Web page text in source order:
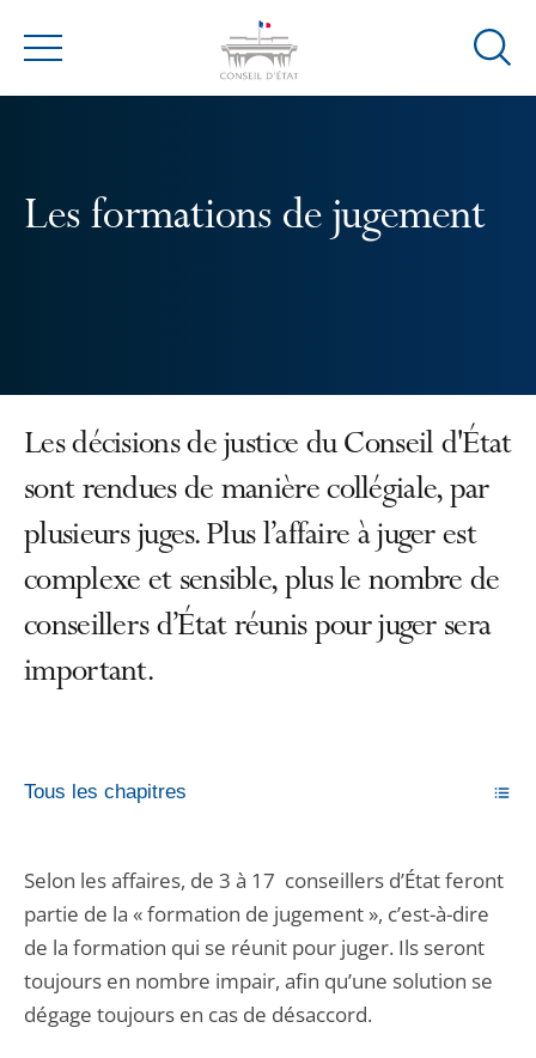
Menu
Ouvrir
Les formations de jugement
Les décisions de justice du Conseil d'État
sont rendues de manière collégiale, par
plusieurs juges. Plus l’affaire à juger est
complexe et sensible, plus le nombre de
conseillers d’État réunis pour juger sera
important.
Tous les chapitres
Selon les affaires, de 3 à 17 conseillers d’État feront
partie de la « formation de jugement », c’est-à-dire
de la formation qui se réunit pour juger. Ils seront
toujours en nombre impair, afin qu’une solution se
dégage toujours en cas de désaccord.